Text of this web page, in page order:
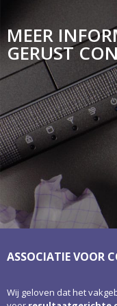
MEER
GERUST
ASSOCIATIE VOOR
Wij geloven dat het